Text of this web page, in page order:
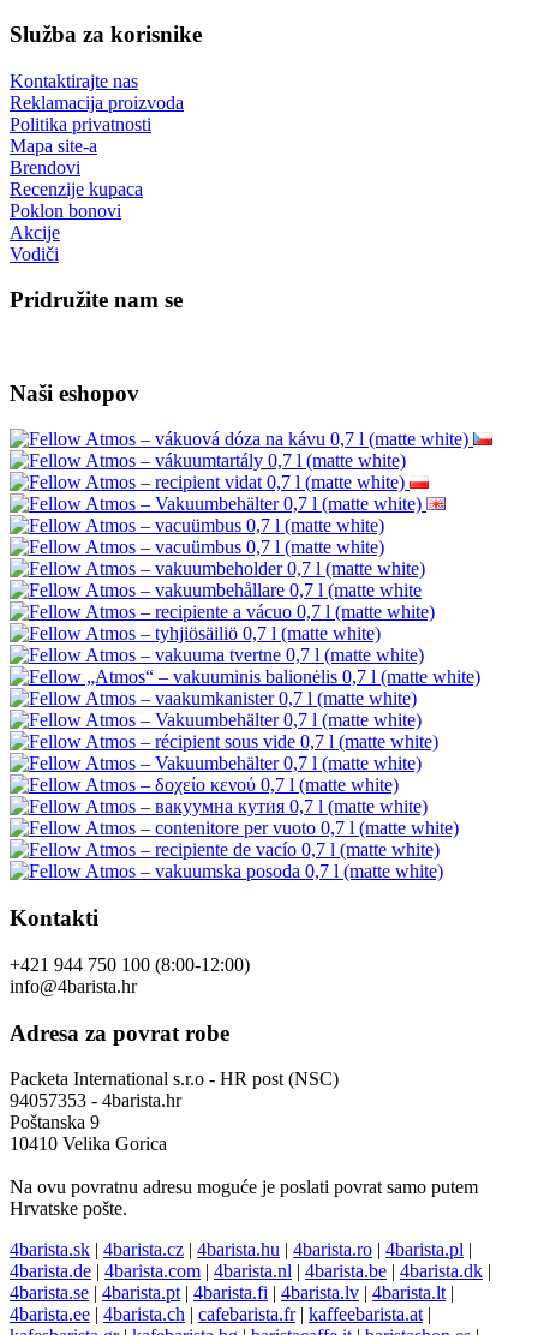
Služba za korisnike
Kontaktirajte nas
Reklamacija proizvoda
Politika privatnosti
Mapa site-a
Brendovi
Recenzije kupaca
Poklon bonovi
Akcije
Vodiči
Pridružite nam se
Naši eshopov
Kontakti
+421 944 750 100 (8:00-12:00)
info@4barista.hr
Adresa za povrat robe
Packeta International s.r.o - HR post (NSC)
94057353 - 4barista.hr
Poštanska 9
10410 Velika Gorica
Na ovu povratnu adresu moguće je poslati povrat samo putem
Hrvatske pošte.
4barista.sk | 4barista.cz | 4barista.hu | 4barista.ro | 4barista.pl |
4barista.de | 4barista.com | 4barista.nl | 4barista.be | 4barista.dk |
4barista.se | 4barista.pt | 4barista.fi | 4barista.lv | 4barista.lt |
4barista.ee | 4barista.ch | cafebarista.fr| kaffeebarista.at |